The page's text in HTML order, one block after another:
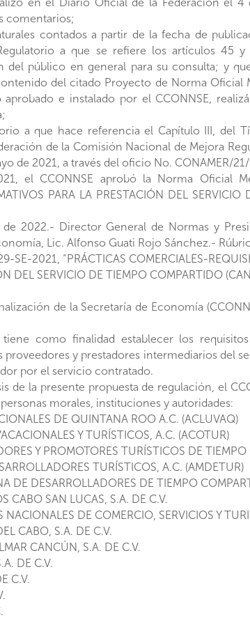
comentarios;
contados a partir de la fecha de
a que se refiere los artículos 45
del público en general para su consulta; y
del citado Proyecto de Norma Oficial
e instalado por el CCONNSE,
a que hace referencia el Capítulo III, del
de la Comisión Nacional de Mejora
de 2021, a través del oficio No. CONAMER/
el CCONNSE aprobó la Norma Oficial
PARA LA PRESTACIÓN DEL
2022.- Director General de Normas y
Lic. Alfonso Guati Rojo Sánchez.-
SE-2021, “PRÁCTICAS COMERCIALES-
DEL SERVICIO DE TIEMPO COMPARTIDO
de la Secretaría de Economía
tiene como finalidad establecer los
proveedores y prestadores intermediarios del
por el servicio contratado.
de la presente propuesta de regulación, el
morales, instituciones y autoridades:
DE QUINTANA ROO A.C. (ACLUVAQ)
Y TURÍSTICOS, A.C. (ACOTUR)
Y PROMOTORES TURÍSTICOS DE TIEMPO
TURÍSTICOS, A.C. (AMDETUR)
DESARROLLADORES DE TIEMPO
SAN LUCAS, S.A. DE C.V.
DE COMERCIO, SERVICIOS Y
CABO, S.A. DE C.V.
CANCÚN, S.A. DE C.V.
DE C.V.
C.V.